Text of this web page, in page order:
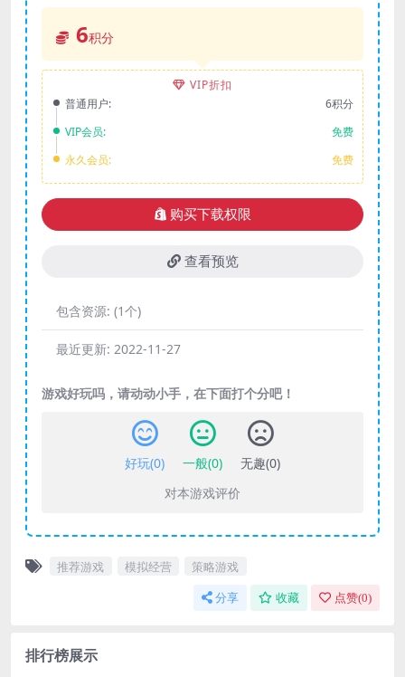
6积分
VIP折扣
普通用户:
6积分
VIP会员:
免费
永久会员:
免费
购买下载权限
查看预览
包含资源: (1个)
最近更新: 2022-11-27
游戏好玩吗，请动动小手，在下面打个分吧！
好玩(0) 一般(0) 无趣(0)
对本游戏评价
推荐游戏 模拟经营 策略游戏
分享 收藏 点赞(0)
排行榜展示